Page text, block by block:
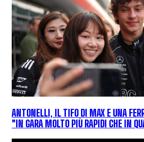
ANTONELLI, IL TIFO DI MAX E UNA
"IN GARA MOLTO PIÙ RAPIDI CHE IN